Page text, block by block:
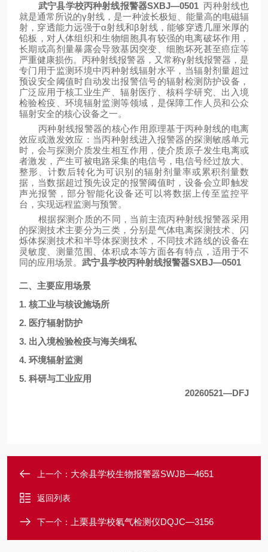
武宁县学校丙种射线报警器SXBJ—0501 丙种射线也
就是通常所说的γ射线，是一种波长极短、能量高的电磁辐
射，穿透能力远强于α射线和β射线，能够穿透几厘米厚的
铅板，对人体组织和生物细胞具有较强的电离破坏作用，
长期或高剂量暴露会导致基因突变、细胞坏死甚至癌症等
严重健康损伤。丙种射线报警器，又常称γ射线报警器，是
专门用于监测环境中丙种射线辐射水平，当辐射剂量超过
预设安全阈值时自动发出报警信号的辐射检测防护设备，
广泛应用于核工业生产、辐射医疗、核科学研究、出入境
检验检疫、环境辐射监测等领域，是保障工作人员和公众
辐射安全的核心设备之一。
丙种射线报警器的核心作用原理基于丙种射线的电离
效应或激发效应：当丙种射线进入报警器的探测敏感单元
时，会与探测介质发生相互作用，使介质原子发生电离或
者激发，产生可被电路采集的电信号，电信号经过放大、
整形、计数后转化为可识别的辐射剂量率或累积剂量数
据，当数据超过预先设定的报警阈值时，设备会立即触发
声光报警，部分智能化设备还可以将数据上传至监控平
台，实现远程监测与预警。
根据探测介质的不同，当前主流丙种射线报警器采用
的探测技术主要分为三类，分别是气体电离探测技术、闪
烁体探测技术和半导体探测技术，不同技术路线的设备在
灵敏度、测量范围、体积成本等方面各有特点，适用于不
同的应用场景。 武宁县学校丙种射线报警器SXBJ—0501
二、主要应用场景
1. 核工业与核设施场所
2. 医疗辐射防护
3. 出入境检验检疫与海关缉私
4. 环境辐射监测
5. 科研与工业应用
20260521—DFJ
上一个： 大余县学校生物报警器SWJB—4651
返回列表
下一个： 上栗县学校氡气检测仪DQJC—3156